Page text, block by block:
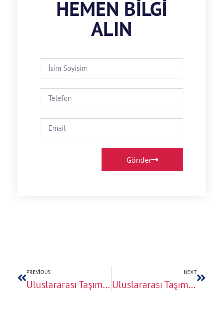
HEMEN BILGI
ALIN
Gönder
PREVIOUS
Uluslararası Taşımacılıkta Eşya Hacmi Hesaplama Teknikleri
NEXT
Uluslararası Taşımacılıkta Beyaz Eşya Ve Hassas Elektronik Cihaz Koruması